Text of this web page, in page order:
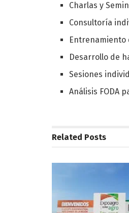
Charlas y
Consultoría
Entrenamiento
Desarrollo de
Sesiones
Análisis FODA
Related Posts